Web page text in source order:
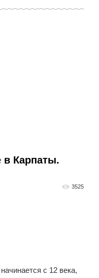
в Карпаты.
3525
с 12 века,